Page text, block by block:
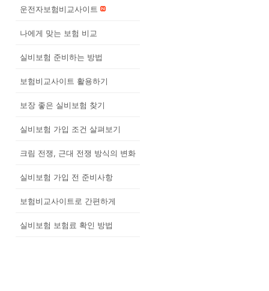
운전자보험비교사이트
나에게 맞는 보험 비교
실비보험 준비하는 방법
보험비교사이트 활용하기
보장 좋은 실비보험 찾기
실비보험 가입 조건 살펴보기
크림 전쟁, 근대 전쟁 방식의 변화
실비보험 가입 전 준비사항
보험비교사이트로 간편하게
실비보험 보험료 확인 방법